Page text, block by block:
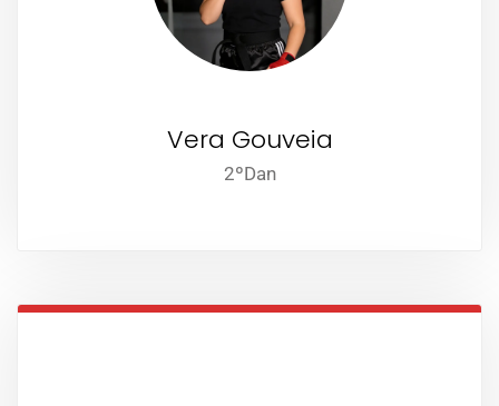
Vera Gouveia
2ºDan